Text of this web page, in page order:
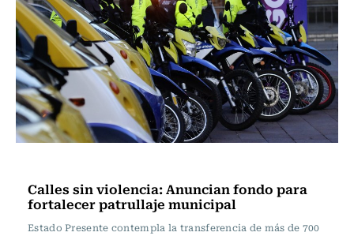
Calles sin violencia: Anuncian fondo para
fortalecer patrullaje municipal
Estado Presente contempla la transferencia de más de 700